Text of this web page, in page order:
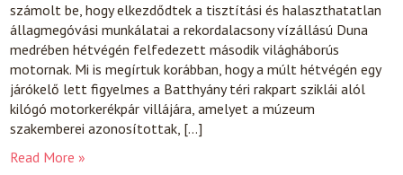
számolt be, hogy elkezdődtek a tisztítási és halaszthatatlan
állagmegóvási munkálatai a rekordalacsony vízállású Duna
medrében hétvégén felfedezett második világháborús
motornak. Mi is megírtuk korábban, hogy a múlt hétvégén egy
járókelő lett figyelmes a Batthyány téri rakpart sziklái alól
kilógó motorkerékpár villájára, amelyet a múzeum
szakemberei azonosítottak, […]
Read More »